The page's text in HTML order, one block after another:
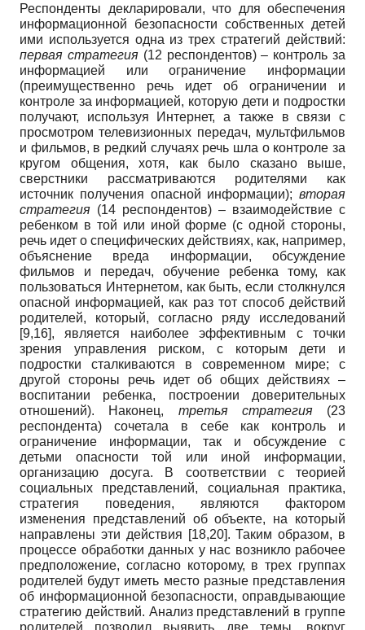
Респонденты декларировали, что для обеспечения
информационной безопасности собственных детей
ими используется одна из трех стратегий действий:
первая стратегия(12 респондентов) – контроль за
информацией или ограничение информации
(преимущественно речь идет об ограничении и
контроле за информацией, которую дети и подростки
получают, используя Интернет, а также в связи с
просмотром телевизионных передач, мультфильмов
и фильмов, в редкий случаях речь шла о контроле за
кругом общения, хотя, как было сказано выше,
сверстники рассматриваются родителями как
источник получения опасной информации); вторая
стратегия (14 респондентов) – взаимодействие с
ребенком в той или иной форме (с одной стороны,
речь идет о специфических действиях, как, например,
объяснение вреда информации, обсуждение
фильмов и передач, обучение ребенка тому, как
пользоваться Интернетом, как быть, если столкнулся
опасной информацией, как раз тот способ действий
родителей, который, согласно ряду исследований
[9,16], является наиболее эффективным с точки
зрения управления риском, с которым дети и
подростки сталкиваются в современном мире; с
другой стороны речь идет об общих действиях –
воспитании ребенка, построении доверительных
отношений). Наконец, третья стратегия(23
респондента) сочетала в себе как контроль и
ограничение информации, так и обсуждение с
детьми опасности той или иной информации,
организацию досуга. В соответствии с теорией
социальных представлений, социальная практика,
стратегия поведения, являются фактором
изменения представлений об объекте, на который
направлены эти действия [18,20]. Таким образом, в
процессе обработки данных у нас возникло рабочее
предположение, согласно которому, в трех группах
родителей будут иметь место разные представления
об информационной безопасности, оправдывающие
стратегию действий. Анализ представлений в группе
родителей позволил выявить две темы, вокруг